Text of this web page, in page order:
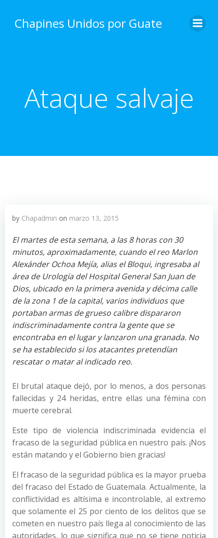
content
Chapines Unidos por Guate
Ataque salvaje
by Chapadmin on marzo 13, 2015
El martes de esta semana, a las 8 horas con 30
minutos, aproximadamente, cuando el reo Marlon
Alexánder Ochoa Mejía, alias el Bloqui, ingresaba al
área de Urología del Hospital General San Juan de
Dios, ubicado en la primera avenida y décima calle
de la zona 1 de la capital, varios individuos que
portaban armas de grueso calibre dispararon
indiscriminadamente contra la gente que se
encontraba en el lugar y lanzaron una granada. No
se ha establecido si los atacantes pretendían
rescatar o matar al indicado reo.
El brutal ataque dejó, por lo menos, a dos personas
fallecidas y 24 heridas, entre ellas una fémina con
muerte cerebral.
Este tipo de violencia indiscriminada evidencia el
fracaso de la seguridad pública en nuestro país. ¡Nos
están matando y el Gobierno bien gracias!
El fracaso de la seguridad pública es la mayor prueba
del fracaso del Estado de Guatemala. Actualmente, la
conflictividad es altísima e incontrolable, al extremo
que solamente el 25 por ciento de los delitos que se
cometen en nuestro país llega al conocimiento de las
autoridades, lo que significa que no se tiene noticia